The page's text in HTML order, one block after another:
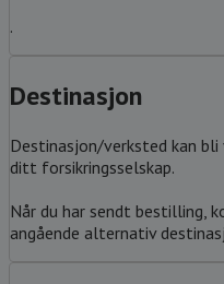
.
Destinasjon
Destinasjon/verksted kan
ditt forsikringsselskap.
Når du har sendt bestilling,
angående alternativ